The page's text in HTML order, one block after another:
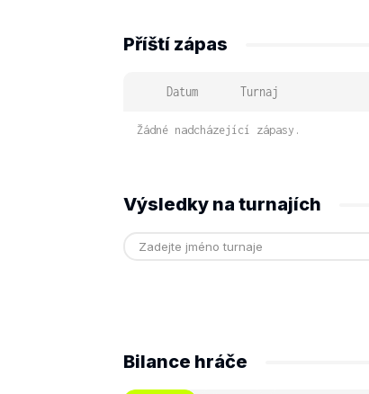
Příští zápas
Datum Turnaj
Žádné nadcházející zápasy.
Výsledky na turnajích
Bilance hráče